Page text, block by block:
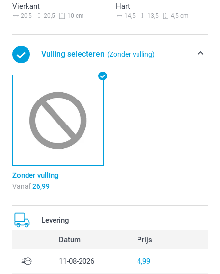
Vierkant
20,5 20,5 10 cm
Hart
14,5 13,5 4,5 cm
Vulling selecteren (Zonder vulling)
Zonder vulling
Vanaf26,99
Levering
Datum Prijs
11-08-2026 4,99